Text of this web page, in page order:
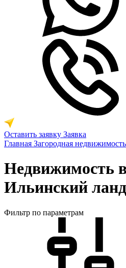
Оставить заявку Заявка
Главная Загородная недвижимость
Недвижимость
Ильинский
Фильтр по параметрам